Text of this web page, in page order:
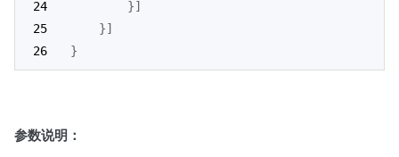
}]
}]
}
参数说明：